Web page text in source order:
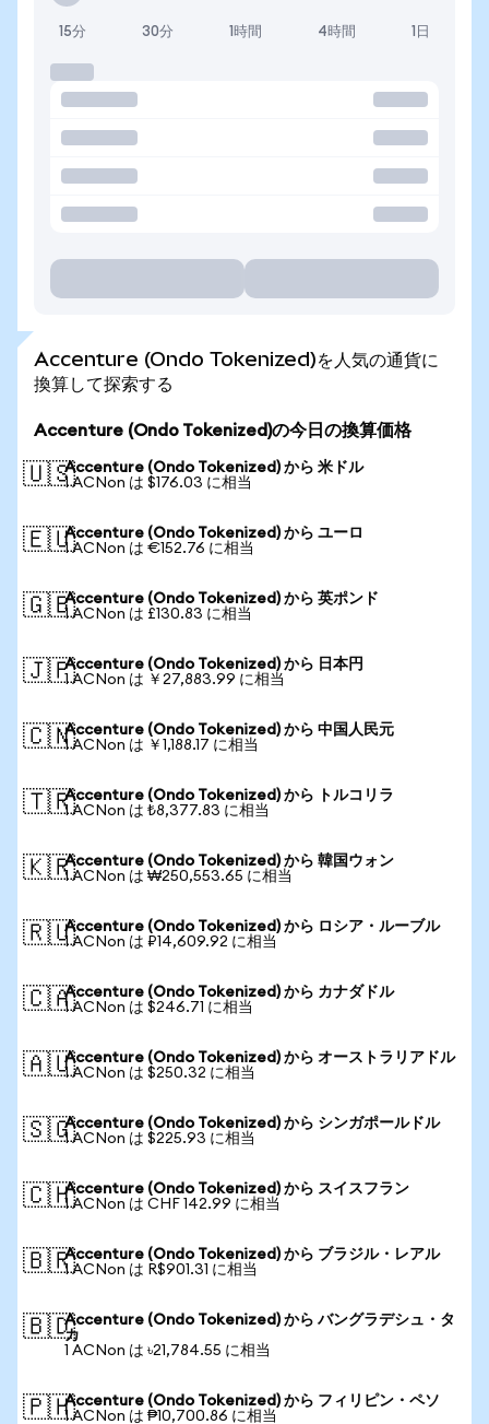
15分 30分 1時間 4時間 1日
Accenture (Ondo Tokenized)を人気の通貨に
換算して探索する
Accenture (Ondo Tokenized)の今日の換算価格
🇺🇸Accenture (Ondo Tokenized) から 米ドル
1 ACNon は $176.03 に相当
🇪🇺Accenture (Ondo Tokenized) から ユーロ
1 ACNon は €152.76 に相当
🇬🇧Accenture (Ondo Tokenized) から 英ポンド
1 ACNon は £130.83 に相当
🇯🇵Accenture (Ondo Tokenized) から 日本円
1 ACNon は ￥27,883.99 に相当
🇨🇳Accenture (Ondo Tokenized) から 中国人民元
1 ACNon は ￥1,188.17 に相当
🇹🇷Accenture (Ondo Tokenized) から トルコリラ
1 ACNon は ₺8,377.83 に相当
🇰🇷Accenture (Ondo Tokenized) から 韓国ウォン
1 ACNon は ₩250,553.65 に相当
🇷🇺Accenture (Ondo Tokenized) から ロシア・ルーブル
1 ACNon は ₽14,609.92 に相当
🇨🇦Accenture (Ondo Tokenized) から カナダドル
1 ACNon は $246.71 に相当
🇦🇺Accenture (Ondo Tokenized) から オーストラリアドル
1 ACNon は $250.32 に相当
🇸🇬Accenture (Ondo Tokenized) から シンガポールドル
1 ACNon は $225.93 に相当
🇨🇭Accenture (Ondo Tokenized) から スイスフラン
1 ACNon は CHF 142.99 に相当
🇧🇷Accenture (Ondo Tokenized) から ブラジル・レアル
1 ACNon は R$901.31 に相当
🇧🇩Accenture (Ondo Tokenized) から バングラデシュ・タ
カ
1 ACNon は ৳21,784.55 に相当
🇵🇭Accenture (Ondo Tokenized) から フィリピン・ペソ
1 ACNon は ₱10,700.86 に相当